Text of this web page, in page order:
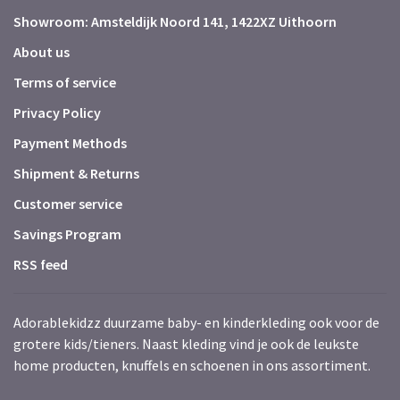
Showroom: Amsteldijk Noord 141, 1422XZ Uithoorn
About us
Terms of service
Privacy Policy
Payment Methods
Shipment & Returns
Customer service
Savings Program
RSS feed
Adorablekidzz duurzame baby- en kinderkleding ook voor de
grotere kids/tieners. Naast kleding vind je ook de leukste
home producten, knuffels en schoenen in ons assortiment.